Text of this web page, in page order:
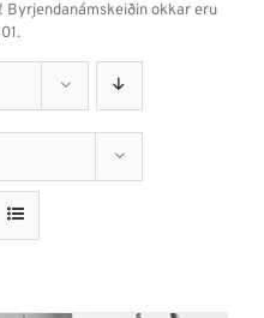
Byrjendanámskeiðin okkar eru